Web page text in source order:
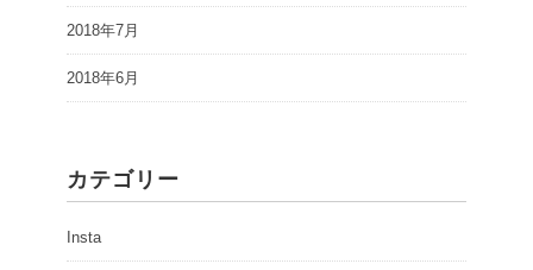
2018年7月
2018年6月
カテゴリー
Insta